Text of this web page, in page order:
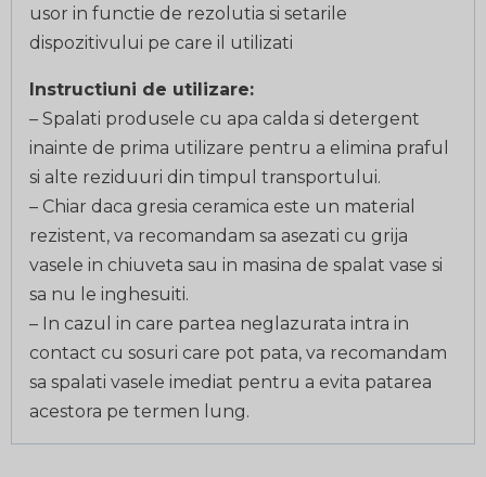
usor in functie de rezolutia si setarile
dispozitivului pe care il utilizati
Instructiuni de utilizare:
– Spalati produsele cu apa calda si detergent
inainte de prima utilizare pentru a elimina praful
si alte reziduuri din timpul transportului.
– Chiar daca gresia ceramica este un material
rezistent, va recomandam sa asezati cu grija
vasele in chiuveta sau in masina de spalat vase si
sa nu le inghesuiti.
– In cazul in care partea neglazurata intra in
contact cu sosuri care pot pata, va recomandam
sa spalati vasele imediat pentru a evita patarea
acestora pe termen lung.